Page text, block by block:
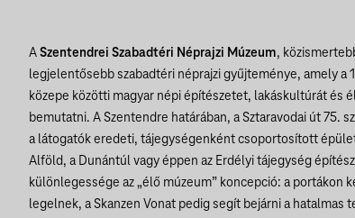
ASzentendrei Szabadtéri Néprajzi Múzeum,
legjelentősebb szabadtéri néprajzi gyűjteménye, amely a
közepe közötti magyar népi építészetet, lakáskultúrát és
bemutatni. A Szentendre határában, a Sztaravodai út 75.
a látogatók eredeti, tájegységenként csoportosított
Alföld, a Dunántúl vagy éppen az Erdélyi tájegység
különlegessége az „élő múzeum” koncepció: a portákon
legelnek, a Skanzen Vonat pedig segít bejárni a hatalmas